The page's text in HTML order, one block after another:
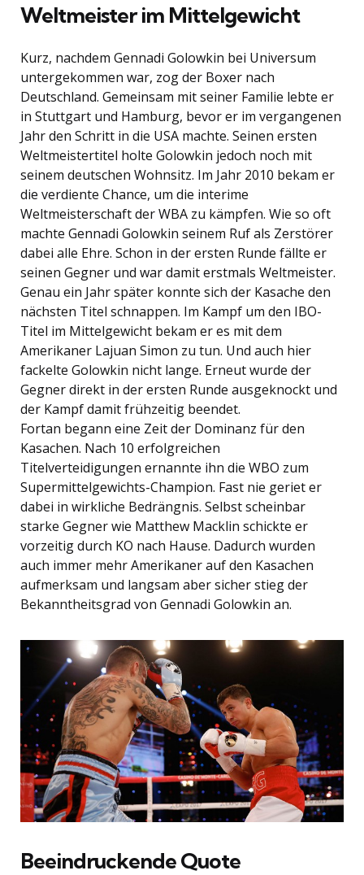
Weltmeister im Mittelgewicht
Kurz, nachdem Gennadi Golowkin bei Universum
untergekommen war, zog der Boxer nach
Deutschland. Gemeinsam mit seiner Familie lebte er
in Stuttgart und Hamburg, bevor er im vergangenen
Jahr den Schritt in die USA machte. Seinen ersten
Weltmeistertitel holte Golowkin jedoch noch mit
seinem deutschen Wohnsitz. Im Jahr 2010 bekam er
die verdiente Chance, um die interime
Weltmeisterschaft der WBA zu kämpfen. Wie so oft
machte Gennadi Golowkin seinem Ruf als Zerstörer
dabei alle Ehre. Schon in der ersten Runde fällte er
seinen Gegner und war damit erstmals Weltmeister.
Genau ein Jahr später konnte sich der Kasache den
nächsten Titel schnappen. Im Kampf um den IBO-
Titel im Mittelgewicht bekam er es mit dem
Amerikaner Lajuan Simon zu tun. Und auch hier
fackelte Golowkin nicht lange. Erneut wurde der
Gegner direkt in der ersten Runde ausgeknockt und
der Kampf damit frühzeitig beendet.
Fortan begann eine Zeit der Dominanz für den
Kasachen. Nach 10 erfolgreichen
Titelverteidigungen ernannte ihn die WBO zum
Supermittelgewichts-Champion. Fast nie geriet er
dabei in wirkliche Bedrängnis. Selbst scheinbar
starke Gegner wie Matthew Macklin schickte er
vorzeitig durch KO nach Hause. Dadurch wurden
auch immer mehr Amerikaner auf den Kasachen
aufmerksam und langsam aber sicher stieg der
Bekanntheitsgrad von Gennadi Golowkin an.
Beeindruckende Quote